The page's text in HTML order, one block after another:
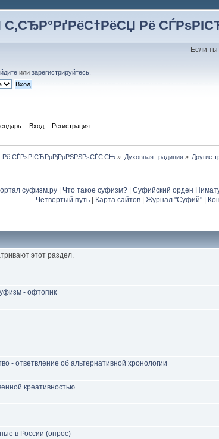
Рё
Если
илизарегистрируйтесь
Вход Регистрация
СЃРѕРІСЂРµРјРµРЅРЅРѕСЃС‚СЊ » Духовная традиция» Другие
суфизм.ру Что такое суфизм? Суфийский орден
Четвертый путь| Карта сайтов| Журнал "Суфий"|
этот раздел.
- офтопик
- ответвление об альтернативной хронологии
креативностью
в России (опрос)